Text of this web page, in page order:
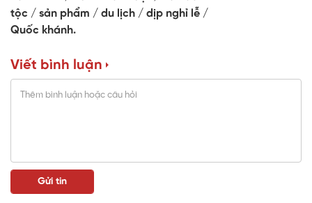
tộc
sản phẩm du lịch
dịp nghỉ lễ
Quốc khánh.
Viết bình luận